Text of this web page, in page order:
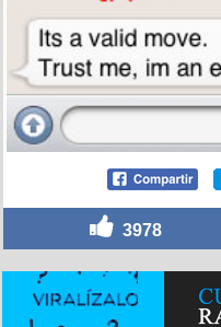
3978